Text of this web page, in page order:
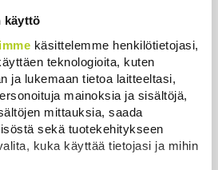
käyttö
käsittelemme henkilötietojasi,
teknologioita, kuten
ja lukemaan tietoa laitteeltasi,
mainoksia ja sisältöjä,
mittauksia, saada
sekä tuotekehitykseen
kuka käyttää tietojasi ja mihin
Kiinan
peiterooli”
kalatien